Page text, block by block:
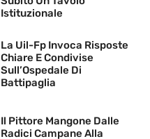
Istituzionale
La Uil-Fp Invoca Risposte
Chiare E Condivise
Sull’Ospedale Di
Battipaglia
Il Pittore Mangone Dalle
Radici Campane Alla